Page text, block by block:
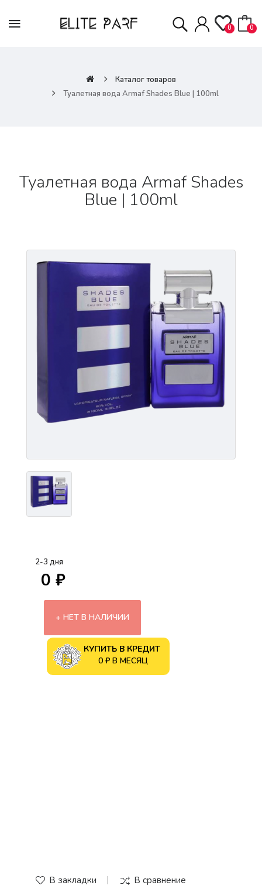
0 0
Каталог товаров
Туалетная вода Armaf Shades Blue | 100ml
Туалетная вода Armaf Shades
Blue | 100ml
2-3 дня
0 ₽
НЕТ В НАЛИЧИИ
КУПИТЬ В КРЕДИТ
0 ₽ В МЕСЯЦ
В закладки В сравнение